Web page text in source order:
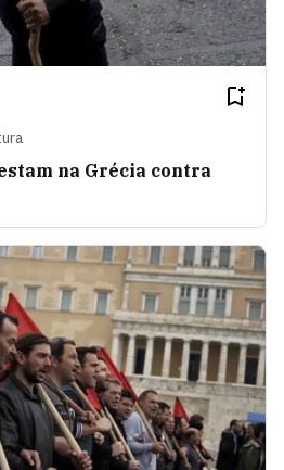
na Grécia contra